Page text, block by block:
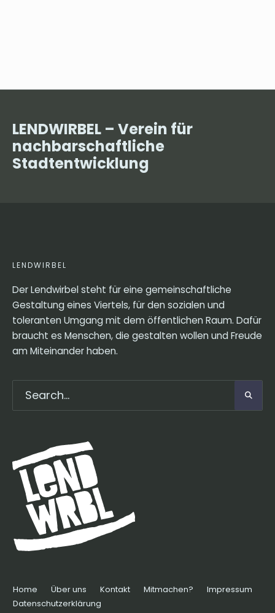
LENDWIRBEL – Verein für
nachbarschaftliche
Stadtentwicklung
LENDWIRBEL
Der Lendwirbel steht für eine gemeinschaftliche
Gestaltung eines Viertels, für den sozialen und
toleranten Umgang mit dem öffentlichen Raum. Dafür
braucht es Menschen, die gestalten wollen und Freude
am Miteinander haben.
Home Über uns Kontakt Mitmachen?
Impressum
Datenschutzerklärung